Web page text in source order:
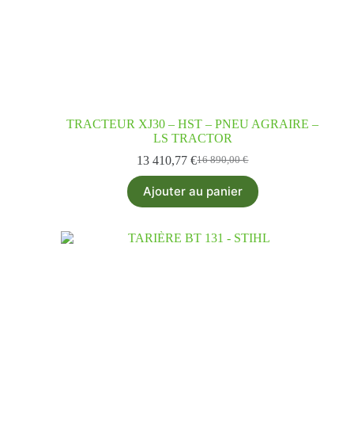
TRACTEUR XJ30 – HST – PNEU AGRAIRE –
LS TRACTOR
16 890,00€
13 410,77€
Ajouter au panier